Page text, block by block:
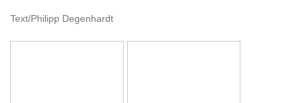
Text/Philipp Degenhardt